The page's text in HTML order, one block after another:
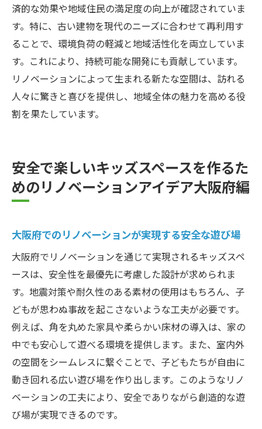
済的な効果や地域住民の満足度の向上が確認されていま
す。特に、古い建物を現代のニーズに合わせて再利用す
ることで、環境負荷の軽減と地域活性化を両立していま
す。これにより、持続可能な開発にも貢献しています。
リノベーションによって生まれる新たな空間は、訪れる
人々に驚きと喜びを提供し、地域全体の魅力を高める役
割を果たしています。
安全で楽しいキッズスペースを作るた
めのリノベーションアイデア大阪府編
大阪府でのリノベーションが実現する安全な遊び場
大阪府でリノベーションを通じて実現されるキッズスペ
ースは、安全性を最優先に考慮した設計が求められま
す。地震対策や耐久性のある素材の使用はもちろん、子
どもが思わぬ事故を起こさないような工夫が必要です。
例えば、角を丸めた家具や柔らかい床材の導入は、家の
中でも安心して遊べる環境を提供します。また、室内外
の空間をシームレスに繋ぐことで、子どもたちが自由に
動き回れる広い遊び場を作り出します。このようなリノ
ベーションの工夫により、安全でありながら創造的な遊
び場が実現できるのです。